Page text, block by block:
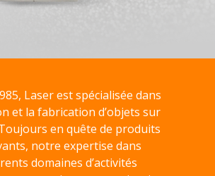
Laser est spécialisée dans
et la fabrication d’objets sur
en quête de produits
notre expertise dans
domaines d’activités